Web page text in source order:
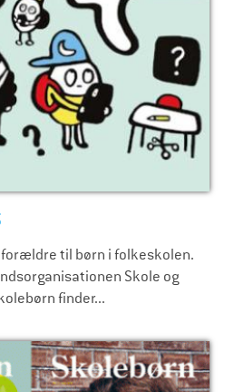
til børn i folkeskolen.
Skole og
finder...